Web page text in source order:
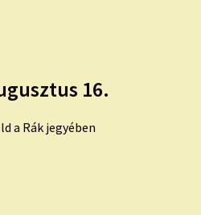
16.
a Rák jegyében